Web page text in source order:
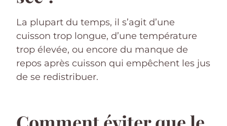
La plupart du temps, il s’agit d’une
cuisson trop longue, d’une température
trop élevée, ou encore du manque de
repos après cuisson qui empêchent les jus
de se redistribuer.